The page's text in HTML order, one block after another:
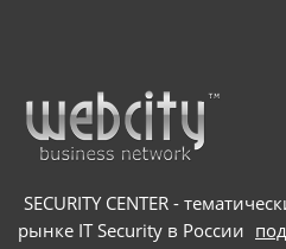
SECURITY CENTER -
рынке IT Security в России